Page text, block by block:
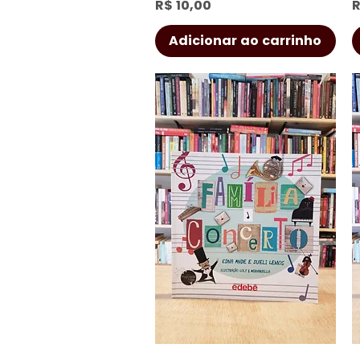
Preço
R$ 10,00
Adicionar ao carrinho